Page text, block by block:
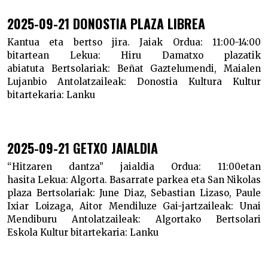
2025-09-21 DONOSTIA PLAZA LIBREA
Kantua eta bertso jira. Jaiak Ordua: 11:00-14:00
bitartean Lekua: Hiru Damatxo plazatik
abiatuta Bertsolariak: Beñat Gaztelumendi, Maialen
Lujanbio Antolatzaileak: Donostia Kultura Kultur
bitartekaria: Lanku
2025-09-21 GETXO JAIALDIA
“Hitzaren dantza” jaialdia Ordua: 11:00etan
hasita Lekua: Algorta. Basarrate parkea eta San Nikolas
plaza Bertsolariak: June Diaz, Sebastian Lizaso, Paule
Ixiar Loizaga, Aitor Mendiluze Gai-jartzaileak: Unai
Mendiburu Antolatzaileak: Algortako Bertsolari
Eskola Kultur bitartekaria: Lanku